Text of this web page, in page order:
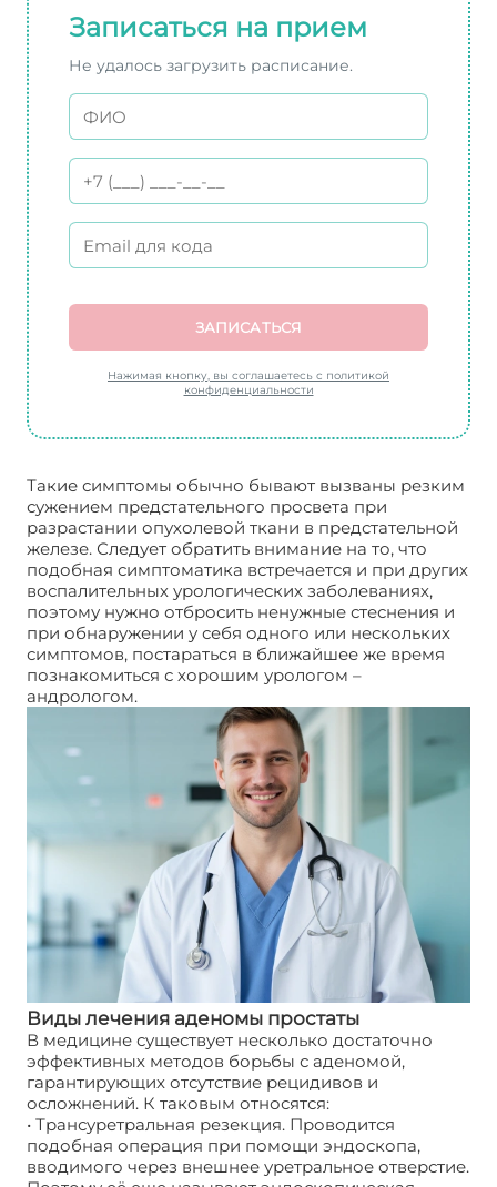
Записаться на прием
Не удалось загрузить расписание.
ЗАПИСАТЬСЯ
Нажимая кнопку, вы соглашаетесь с политикой
конфиденциальности
Такие симптомы обычно бывают вызваны резким
сужением предстательного просвета при
разрастании опухолевой ткани в предстательной
железе. Следует обратить внимание на то, что
подобная симптоматика встречается и при других
воспалительных урологических заболеваниях,
поэтому нужно отбросить ненужные стеснения и
при обнаружении у себя одного или нескольких
симптомов, постараться в ближайшее же время
познакомиться с хорошим урологом –
андрологом.
Виды лечения аденомы простаты
В медицине существует несколько достаточно
эффективных методов борьбы с аденомой,
гарантирующих отсутствие рецидивов и
осложнений. К таковым относятся:
• Трансуретральная резекция. Проводится
подобная операция при помощи эндоскопа,
вводимого через внешнее уретральное отверстие.